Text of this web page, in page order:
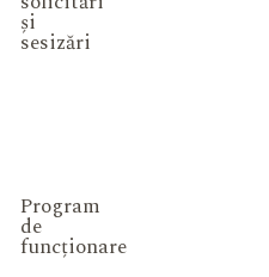
și
sesizări
Program
de
funcționare